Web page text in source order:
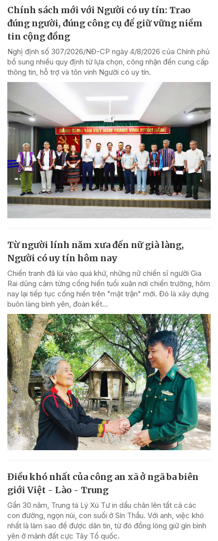
Chính sách mới với Người có uy tín: Trao
đúng người, đúng công cụ để giữ vững niềm
tin cộng đồng
Nghị định số 307/2026/NĐ-CP ngày 4/8/2026 của Chính phủ
bổ sung nhiều quy định từ lựa chọn, công nhận đến cung cấp
thông tin, hỗ trợ và tôn vinh Người có uy tín.
Từ người lính năm xưa đến nữ già làng,
Người có uy tín hôm nay
Chiến tranh đã lùi vào quá khứ, những nữ chiến sĩ người Gia
Rai dũng cảm từng cống hiến tuổi xuân nơi chiến trường, hôm
nay lại tiếp tục cống hiến trên "mặt trận" mới. Đó là xây dựng
buôn làng bình yên, đoàn kết...
Điều khó nhất của công an xã ở ngã ba biên
giới Việt - Lào - Trung
Gần 30 năm, Trung tá Lý Xú Tư in dấu chân lên tất cả các
con đường, ngọn núi, con suối ở Sín Thầu. Với anh, việc khó
nhất là làm sao để được dân tin, từ đó đồng lòng giữ gìn bình
yên ở mảnh đất cực Tây Tổ quốc.